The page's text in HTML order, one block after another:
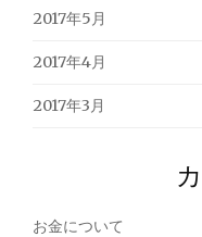
2017年5月
2017年4月
2017年3月
お金について